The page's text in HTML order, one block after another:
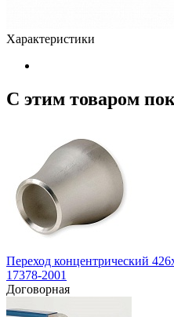
Характеристики
С этим товаром
Переход концентрический
17378-2001
Договорная